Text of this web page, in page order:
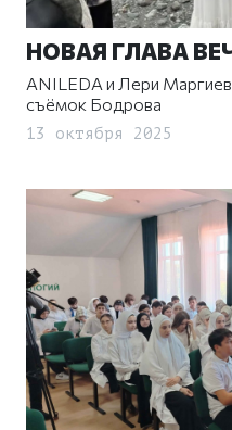
НОВАЯ ГЛАВА
ANILEDA и Лери
съёмок Бодрова
13 октября 2025